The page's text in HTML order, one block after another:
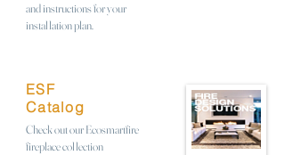
and instructions for your
installation plan.
ESF
Catalog
Check out our Ecosmartfire
fireplace collection